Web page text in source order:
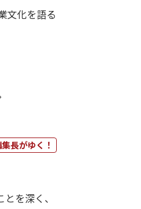
文化を語る
長がゆく！
を深く、